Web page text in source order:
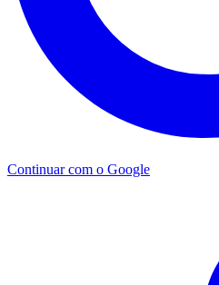
Continuar com o Google